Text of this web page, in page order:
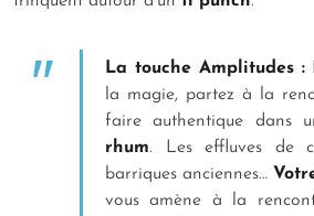
La touche Amplitudes :
la magie, partez à la
faire authentique dans
rhum. Les effluves de
barriques anciennes…
vous amène à la